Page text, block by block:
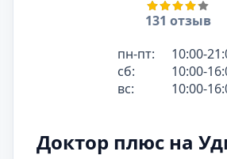
131 отзыв
пн-пт:
10:00-
сб:
10:00-
вс:
10:00-
Доктор плюс на